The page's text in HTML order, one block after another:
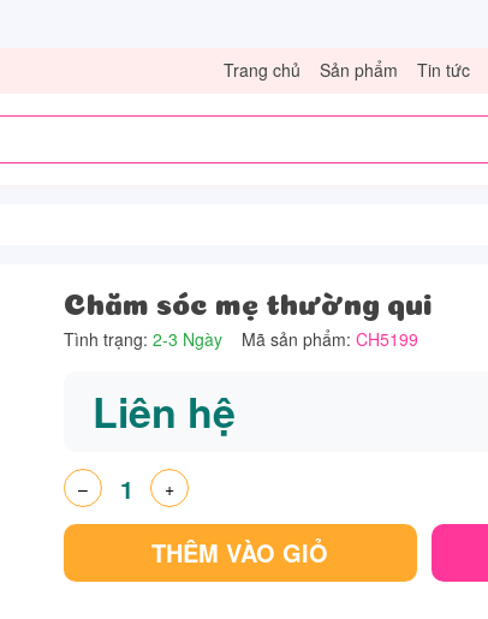
Trang chủ Sản phẩm Tin tức
Chăm sóc mẹ thường qui
Tình trạng: 2-3 Ngày Mã sản phẩm: CH5199
Liên hệ
– +
THÊM VÀO GIỎ